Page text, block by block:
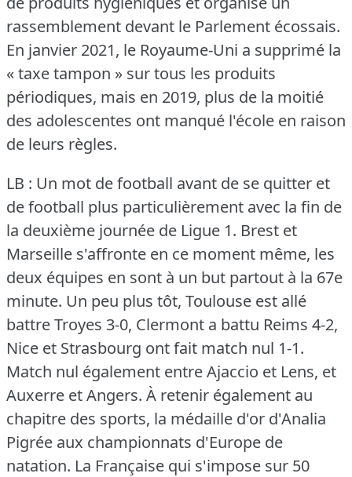
rassemblement devant le Parlement écossais.
En janvier 2021, le Royaume-Uni a supprimé la
« taxe tampon » sur tous les produits
périodiques, mais en 2019, plus de la moitié
des adolescentes ont manqué l'école en raison
de leurs règles.
LB : Un mot de football avant de se quitter et
de football plus particulièrement avec la fin de
la deuxième journée de Ligue 1. Brest et
Marseille s'affronte en ce moment même, les
deux équipes en sont à un but partout à la 67e
minute. Un peu plus tôt, Toulouse est allé
battre Troyes 3-0, Clermont a battu Reims 4-2,
Nice et Strasbourg ont fait match nul 1-1.
Match nul également entre Ajaccio et Lens, et
Auxerre et Angers. À retenir également au
chapitre des sports, la médaille d'or d'Analia
Pigrée aux championnats d'Europe de
natation. La Française qui s'impose sur 50